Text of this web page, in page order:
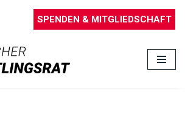
SPENDEN & MITGLIEDSCHAFT